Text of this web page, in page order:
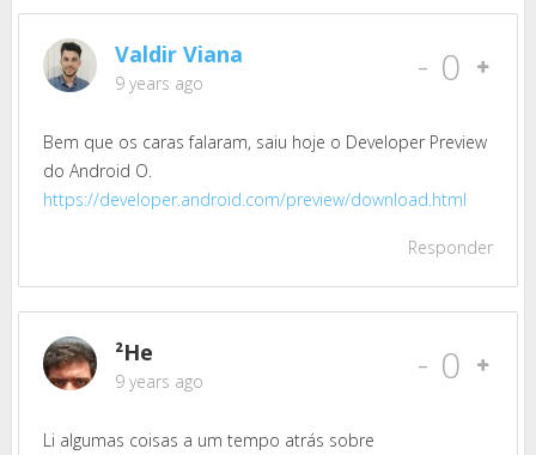
Valdir Viana
9 years ago - 0
Bem que os caras falaram, saiu hoje o Developer Preview
do Android O.
https://developer.android.com/preview/download.html
Responder
²He
9 years ago - 0
Li algumas coisas a um tempo atrás sobre